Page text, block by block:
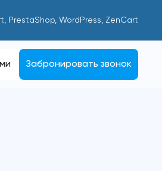
PrestaShop, WordPress, ZenCart
Забронировать звонок